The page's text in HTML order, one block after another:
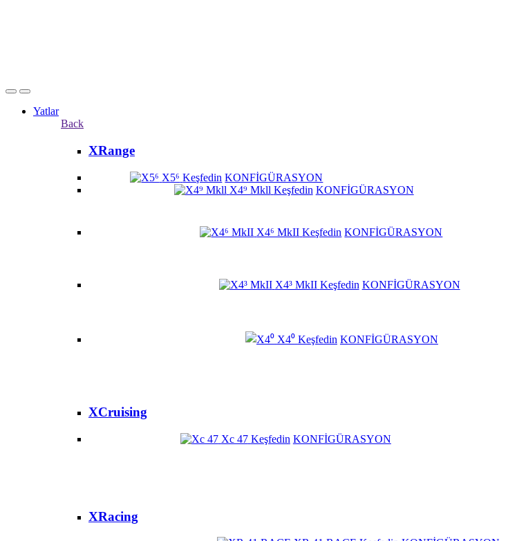
Yatlar
Back
XRange
X5⁶ Keşfedin KONFİGÜRASYON
X4⁹ Mkll Keşfedin KONFİGÜRASYON
X4⁶ MkII Keşfedin KONFİGÜRASYON
X4³ MkII Keşfedin KONFİGÜRASYON
X4⁰ Keşfedin KONFİGÜRASYON
XCruising
Xc 47 Keşfedin KONFİGÜRASYON
XRacing